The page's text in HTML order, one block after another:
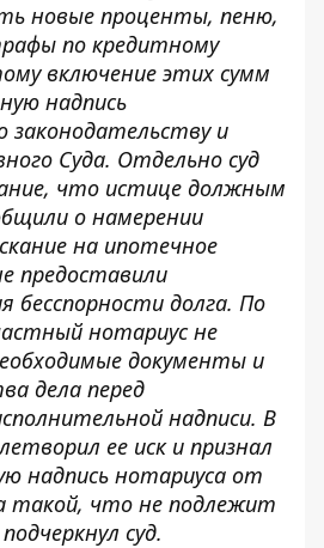
новые проценты, пеню,
по кредитному
включение этих сумм
надпись
законодательству и
Суда. Отдельно суд
что истице должным
о намерении
на ипотечное
предоставили
бесспорности долга. По
нотариус не
документы и
дела перед
надписи. В
ее иск и признал
надпись нотариуса от
такой, что не подлежит
суд.